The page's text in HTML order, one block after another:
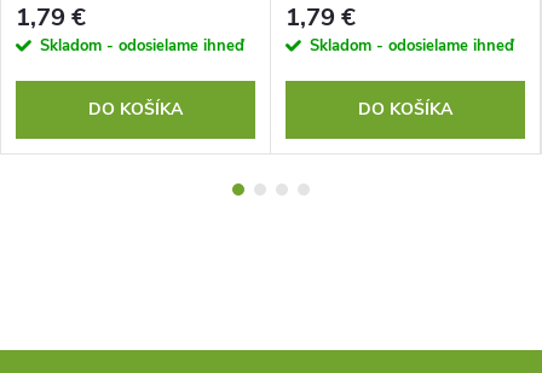
1,79 €
Skladom - odosielame ihneď
DO KOŠÍKA
1,79 €
Skladom - odosielame ihneď
DO KOŠÍKA